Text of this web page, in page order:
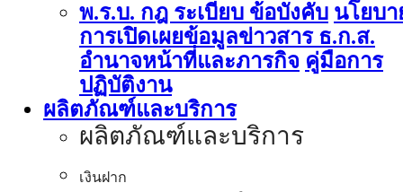
พ.ร.บ. กฎ ระเบียบ ข้อบังคับ นโยบา
การเปิดเผยข้อมูลข่าวสาร ธ.ก.ส.
อำนาจหน้าที่และภารกิจ คู่มือการ
ปฏิบัติงาน
ผลิตภัณฑ์และบริการ
ผลิตภัณฑ์และบริการ
เงินฝาก